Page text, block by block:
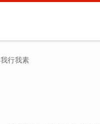
我行我素